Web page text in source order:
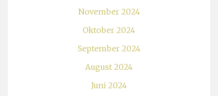
November 2024
Oktober 2024
September 2024
August 2024
Juni 2024